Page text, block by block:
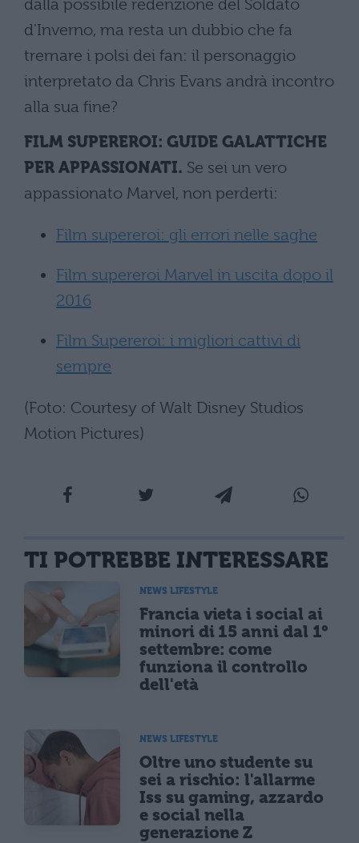
dalla possibile redenzione del Soldato
d'Inverno, ma resta un dubbio che fa
tremare i polsi dei fan: il personaggio
interpretato da Chris Evans andrà incontro
alla sua fine?
FILM SUPEREROI: GUIDE GALATTICHE
PER APPASSIONATI. Se sei un vero
appassionato Marvel, non perderti:
Film supereroi: gli errori nelle saghe
Film supereroi Marvel in uscita dopo il
2016
Film Supereroi: i migliori cattivi di
sempre
(Foto: Courtesy of Walt Disney Studios
Motion Pictures)
TI POTREBBE INTERESSARE
NEWS LIFESTYLE
Francia vieta i social ai
minori di 15 anni dal 1°
settembre: come
funziona il controllo
dell'età
NEWS LIFESTYLE
Oltre uno studente su
sei a rischio: l'allarme
Iss su gaming, azzardo
e social nella
generazione Z